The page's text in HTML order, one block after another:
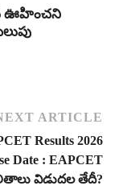
ఊహించని
ARTICLE
Results 2026
Date : EAPCET
విడుదల తేదీ?